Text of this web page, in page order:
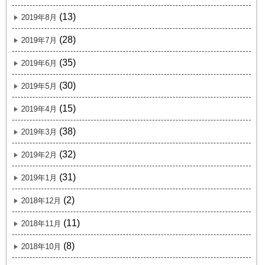
2019年8月 (13)
2019年7月 (28)
2019年6月 (35)
2019年5月 (30)
2019年4月 (15)
2019年3月 (38)
2019年2月 (32)
2019年1月 (31)
2018年12月 (2)
2018年11月 (11)
2018年10月 (8)